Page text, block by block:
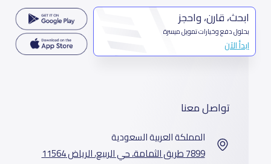
ابحث، قارن، واحجز
بحلول دفع وخيارات تمويل ميسرة
ابدأ الآن
تواصل معنا
المملكة العربية السعودية
7899 طريق الثمامة، حي الربيع، الرياض 11564